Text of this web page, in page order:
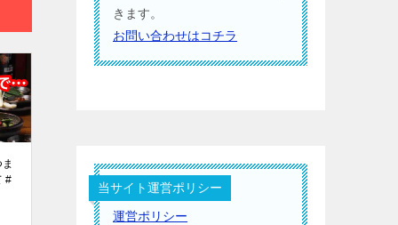
#
きます。
お問い合わせはコチラ
当サイト運営ポリシー
運営ポリシー